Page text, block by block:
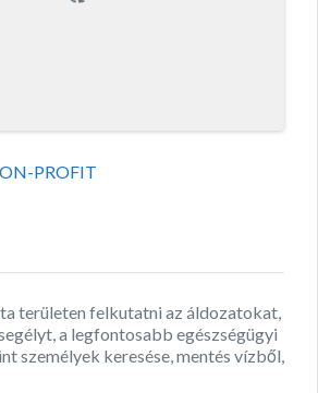
PROFIT
területen felkutatni az áldozatokat,
a legfontosabb egészségügyi
személyek keresése, mentés vízből,